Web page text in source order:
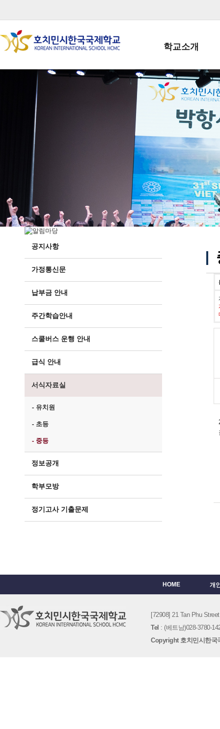
학교소개
학교장인사말
학생회장인사말
학교상징
학교 CI
교직원현황
학생현황
위치/전화
전경사진
공지사항
가정통신문
납부금 안내
주간학습안내
스쿨버스 운행 안내
급식 안내
서식자료실
- 유치원
- 초등
- 중등
정보공개
학부모방
정기고사 기출문제
HOME 개
[72908] 21 Tan Phu
Tel : (베트남)028-3780-
Copyright 호치민시한국